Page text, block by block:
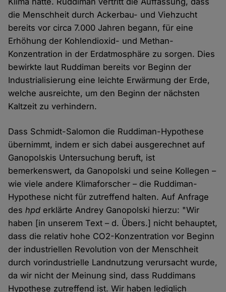
die Menschheit durch Ackerbau- und Viehzucht
bereits vor circa 7.000 Jahren begann, für eine
Erhöhung der Kohlendioxid- und Methan-
Konzentration in der Erdatmosphäre zu sorgen. Dies
bewirkte laut Ruddiman bereits vor Beginn der
Industrialisierung eine leichte Erwärmung der Erde,
welche ausreichte, um den Beginn der nächsten
Kaltzeit zu verhindern.
Dass Schmidt-Salomon die Ruddiman-Hypothese
übernimmt, indem er sich dabei ausgerechnet auf
Ganopolskis Untersuchung beruft, ist
bemerkenswert, da Ganopolski und seine Kollegen –
wie viele andere Klimaforscher – die Ruddiman-
Hypothese nicht für zutreffend halten. Auf Anfrage
deshpd erklärte Andrey Ganopolski hierzu: "Wir
haben [in unserem Text – d. Übers.] nicht behauptet,
dass die relativ hohe CO2-Konzentration vor Beginn
der industriellen Revolution von der Menschheit
durch vorindustrielle Landnutzung verursacht wurde,
da wir nicht der Meinung sind, dass Ruddimans
Hypothese zutreffend ist. Wir haben lediglich